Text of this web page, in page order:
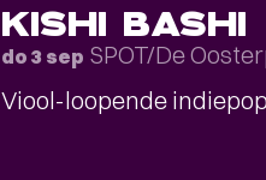
KISHI BASHI
do 3 sep SPOT/De
Viool-loopende